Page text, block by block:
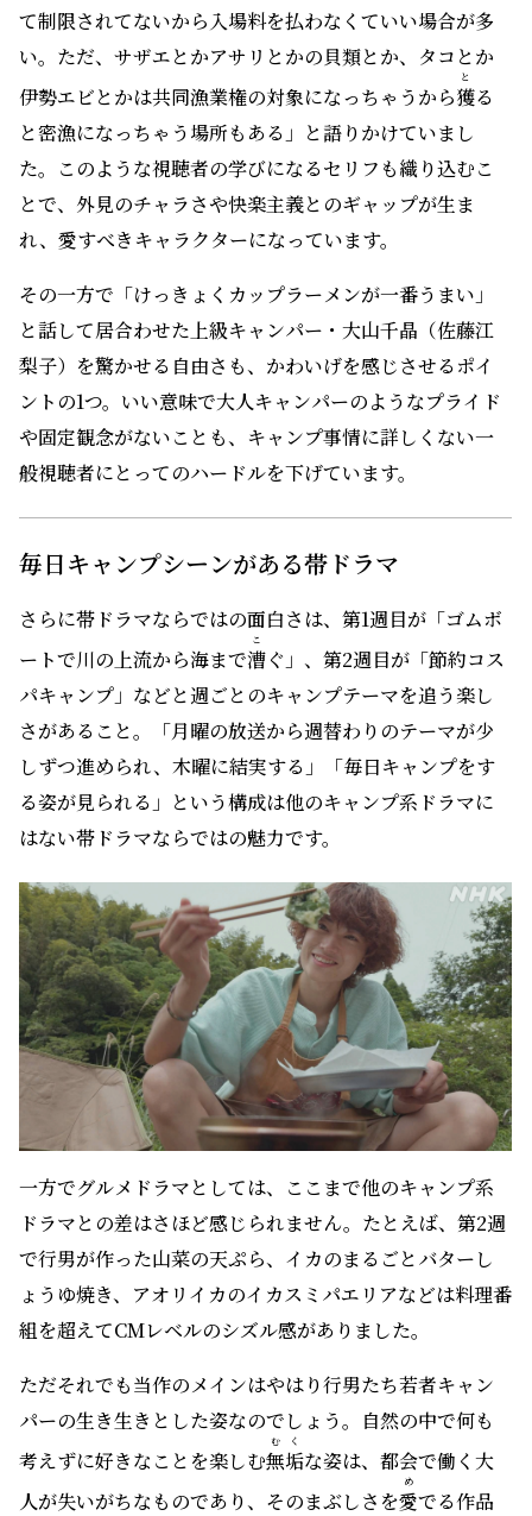
て制限されてないから入場料を払わなくていい場合が多
い。ただ、サザエとかアサリとかの貝類とか、タコとか
伊勢エビとかは共同漁業権の対象になっちゃうから獲
と
る
と密漁になっちゃう場所もある」と語りかけていまし
た。このような視聴者の学びになるセリフも織り込むこ
とで、外見のチャラさや快楽主義とのギャップが生ま
れ、愛すべきキャラクターになっています。
その一方で「けっきょくカップラーメンが一番うまい」
と話して居合わせた上級キャンパー・大山千晶（佐藤江
梨子）を驚かせる自由さも、かわいげを感じさせるポイ
ントの1つ。いい意味で大人キャンパーのようなプライド
や固定観念がないことも、キャンプ事情に詳しくない一
般視聴者にとってのハードルを下げています。
毎日キャンプシーンがある帯ドラマ
さらに帯ドラマならではの面白さは、第1週目が「ゴムボ
ートで川の上流から海まで漕
こ
ぐ」、第2週目が「節約コス
パキャンプ」などと週ごとのキャンプテーマを追う楽し
さがあること。「月曜の放送から週替わりのテーマが少
しずつ進められ、木曜に結実する」「毎日キャンプをす
る姿が見られる」という構成は他のキャンプ系ドラマに
はない帯ドラマならではの魅力です。
一方でグルメドラマとしては、ここまで他のキャンプ系
ドラマとの差はさほど感じられません。たとえば、第2週
で行男が作った山菜の天ぷら、イカのまるごとバターし
ょうゆ焼き、アオリイカのイカスミパエリアなどは料理番
組を超えてCMレベルのシズル感がありました。
ただそれでも当作のメインはやはり行男たち若者キャン
パーの生き生きとした姿なのでしょう。自然の中で何も
考えずに好きなことを楽しむ無垢
むく
な姿は、都会で働く大
人が失いがちなものであり、そのまぶしさを愛
め
でる作品